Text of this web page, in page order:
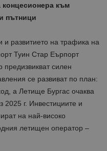
концесионера към
пътници
и развитието на трафика на
Туин Стар Еърпорт
силен
се развиват по план:
а Летище Бургас очаква
2025 г. Инвестициите и
на най-високо
летищен оператор –